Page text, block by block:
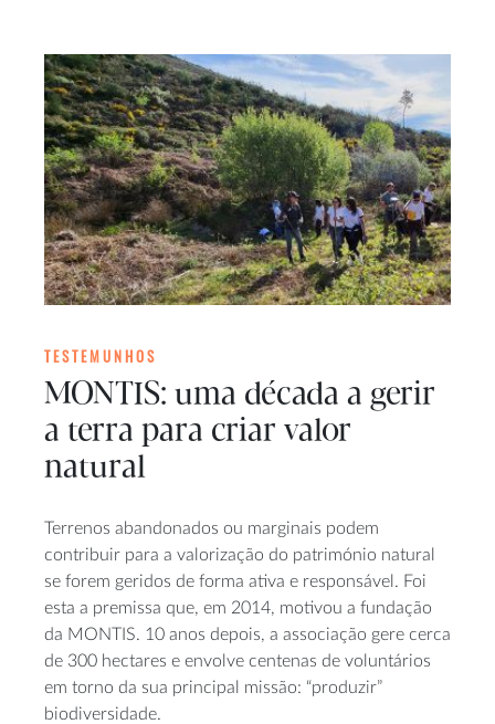
TESTEMUNHOS
MONTIS: uma década a gerir
a terra para criar valor
natural
Terrenos abandonados ou marginais podem
contribuir para a valorização do património natural
se forem geridos de forma ativa e responsável. Foi
esta a premissa que, em 2014, motivou a fundação
da MONTIS. 10 anos depois, a associação gere cerca
de 300 hectares e envolve centenas de voluntários
em torno da sua principal missão: “produzir”
biodiversidade.